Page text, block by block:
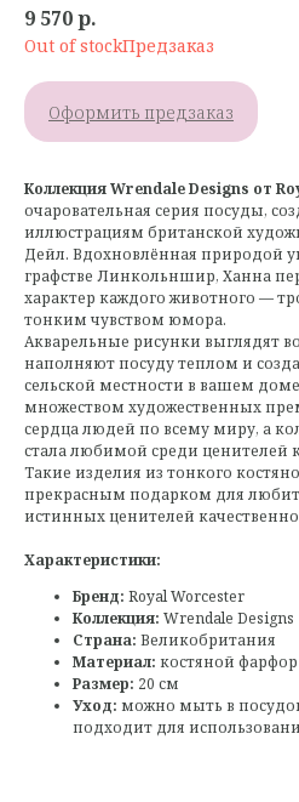
9 570р.
Out of stock
Оформить предзаказ
Коллекция Wrendale Designs от
очаровательная серия посуды,
иллюстрациям британской
Дейл. Вдохновлённая природой
графстве Линкольншир, Ханна
характер каждого животного —
тонким чувством юмора.
Акварельные рисунки
наполняют посуду теплом и
сельской местности в вашем
множеством художественных
сердца людей по всему миру, а
стала любимой среди ценителей
Такие изделия из тонкого
прекрасным подарком для
истинных ценителей
Характеристики:
Бренд: Royal Worcester
Коллекция: Wrendale Designs
Страна: Великобритания
Материал: костяной фарфор
Размер: 20 см
Уход: можно мыть в
подходит для